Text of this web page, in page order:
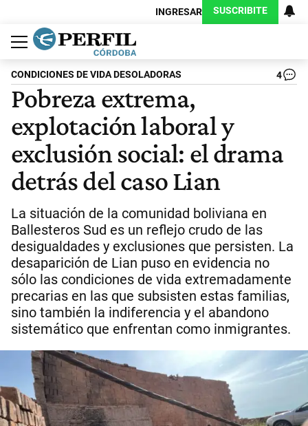
INGRESAR SUSCRIBITE
Política
Economía
Judiciales
Sociedad
Cultura
Espectáculos
Deportes
Protagonistas
CONDICIONES DE VIDA DESOLADORAS 4
Pobreza extrema,
explotación laboral y
exclusión social: el drama
detrás del caso Lian
La situación de la comunidad boliviana en
Ballesteros Sud es un reflejo crudo de las
desigualdades y exclusiones que persisten. La
desaparición de Lian puso en evidencia no
sólo las condiciones de vida extremadamente
precarias en las que subsisten estas familias,
sino también la indiferencia y el abandono
sistemático que enfrentan como inmigrantes.